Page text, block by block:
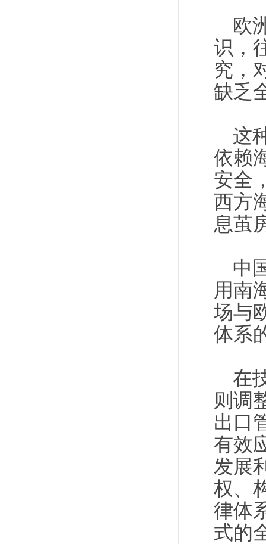
欧
识，
究，
缺乏
这
依赖
安全
西方
息茧
中
用南
场与
体系
在
则调
出口
有效
发展
权、
律体
式的